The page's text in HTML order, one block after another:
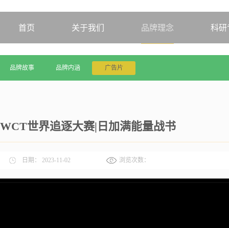
首页 关于我们 品牌理念 科研
品牌故事 品牌内涵 广告片
WCT世界追逐大赛|日加满能量战书
日期： 2023-11-02 浏览次数：